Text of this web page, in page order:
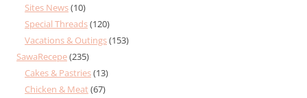
Sites News(10)
Special Threads(120)
Vacations & Outings(153)
SawaRecepe(235)
Cakes & Pastries(13)
Chicken & Meat(67)